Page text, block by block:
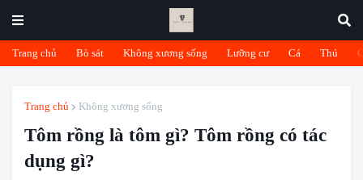
Trang chủ Bò sát Không xương sống Lưỡng cư Cá Thú
Trang chủ Không xương sống
Tôm rồng là tôm gì? Tôm rồng có tác
dụng gì?